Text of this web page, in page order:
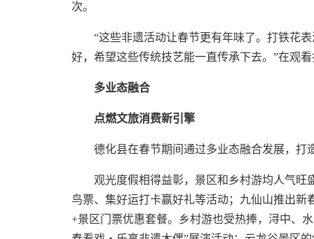
次。
“这些非遗活动让春节更有年味了。打铁花
好，希望这些传统技艺能一直传承下去。”在观
多业态融合
点燃文旅消费新引擎
德化县在春节期间通过多业态融合发展，打
观光度假相得益彰，景区和乡村游均人气旺
鸟票、集好运打卡赢好礼等活动；九仙山推出
+景区门票优惠套餐。乡村游也受热捧，浔中、